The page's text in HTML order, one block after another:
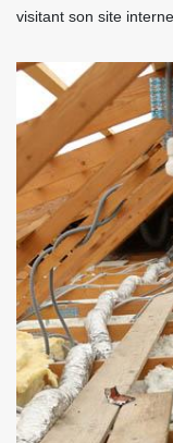
visitant son site